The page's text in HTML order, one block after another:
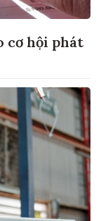
cơ hội phát